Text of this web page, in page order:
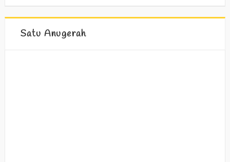
Satu Anugerah